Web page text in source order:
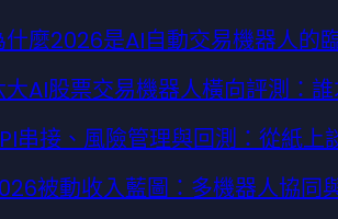
什麼2026是AI自動交易機器人的
大AI股票交易機器人橫向評測：
串接、風險管理與回測：從紙上
被動收入藍圖：多機器人協同